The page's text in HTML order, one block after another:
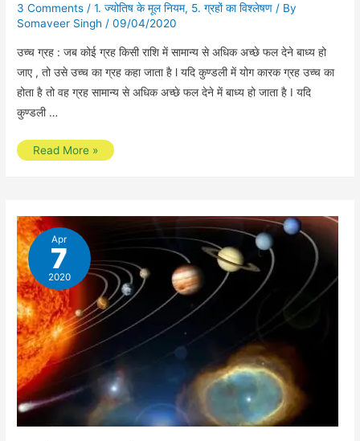
3 Comments /1. ज्योतिष के मूल नियम, 5. ग्रहों का विश्लेषण / By
Somaveer Singh /09/04/2020
उच्च ग्रह : जब कोई ग्रह किसी राशि में सामान्य से अधिक अच्छे फल देने बाध्य हो
जाए , तो उसे उच्च का ग्रह कहा जाता है l यदि कुण्डली में योग कारक ग्रह उच्च का
होता है तो वह ग्रह सामान्य से अधिक अच्छे फल देने में बाध्य हो जाता है I यदि
कुण्डली …
उच्च
ग्रह
Read More »
Apr
7
2020